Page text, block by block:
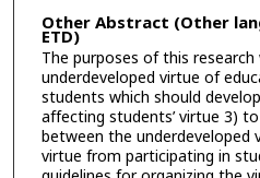
Other Abstract (Other
ETD)
The purposes of this
underdeveloped virtue of
students which should
affecting students’ virtue 3)
between the underdeveloped
virtue from participating in